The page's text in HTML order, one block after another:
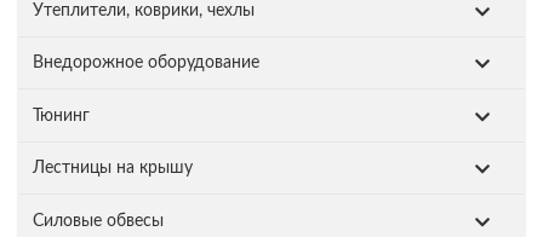
Утеплители, коврики, чехлы
Внедорожное оборудование
Тюнинг
Лестницы на крышу
Силовые обвесы